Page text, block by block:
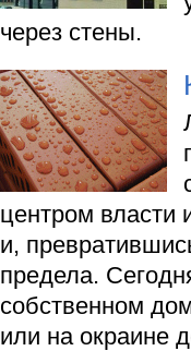
через стены.
центром власти
и,
предела.
собственном
или на окраине